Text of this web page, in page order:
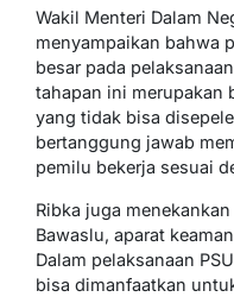
Wakil Menteri Dalam
menyampaikan bahwa
besar pada
tahapan ini merupakan
yang tidak bisa
bertanggung jawab
pemilu bekerja sesuai
Ribka juga
Bawaslu, aparat
Dalam pelaksanaan
bisa dimanfaatkan